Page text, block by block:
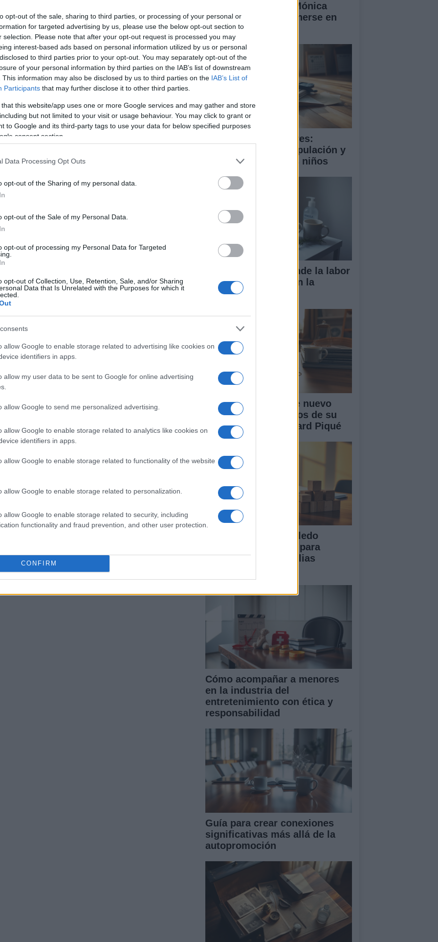
opt-out of the sale, sharing to third parties, or processing of your personal or
for targeted advertising by us, please use the below opt-out section to
selection. Please note that after your opt-out request is processed you may
interest-based ads based on personal information utilized by us or personal
to third parties prior to your opt-out. You may separately opt-out of the
of your personal information by third parties on the IAB’s list of downstream
This information may also be disclosed by us to third parties on the IAB’s List of
Participants that may further disclose it to other third parties.
that this website/app uses one or more Google services and may gather and store
but not limited to your visit or usage behaviour. You may click to grant or
to Google and its third-party tags to use your data for below specified purposes
consent section.
Data Processing Opt Outs
opt-out of the Sharing of my personal data.
opt-out of the Sale of my Personal Data.
opt-out of processing my Personal Data for Targeted
opt-out of Collection, Use, Retention, Sale, and/or Sharing
Data that Is Unrelated with the Purposes for which it
allow Google to enable storage related to advertising like cookies on
identifiers in apps.
allow my user data to be sent to Google for online advertising
allow Google to send me personalized advertising.
allow Google to enable storage related to analytics like cookies on
identifiers in apps.
allow Google to enable storage related to functionality of the website
allow Google to enable storage related to personalization.
allow Google to enable storage related to security, including
functionality and fraud prevention, and other user protection.
CONFIRM
canciones de los hermanos (Desafío Total,
disfrutable, especialmente para los que
en su idioma original.
Again.
de inglés, Matar a Alguien De Nuevo).
que no tienen todo el éxito que deberían? Leer
© Riproduzione riservata
La rutina diaria de Mónica
Naranjo para mantenerse en
forma y feliz
Grooming en menores:
estrategias de manipulación y
cómo proteger a los niños
Candela Peña defiende la labor
de las enfermeras en la
sanidad
Shakira: rumores de nuevo
amor tras cuatro años de su
separación con Gerard Piqué
La Diputación de Toledo
presenta iniciativas para
fortalecer a las familias
Cómo acompañar a menores
en la industria del
entretenimiento con ética y
responsabilidad
Guía para crear conexiones
significativas más allá de la
autopromoción